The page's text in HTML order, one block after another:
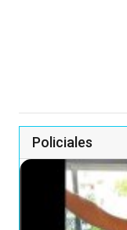
Policiales